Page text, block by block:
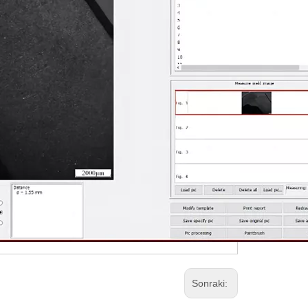
Sonraki: